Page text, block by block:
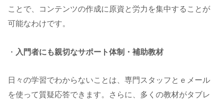
ことで、コンテンツの作成に原資と労力を集中することが
可能なわけです。
・ 入門者にも親切なサポート体制・補助教材
日々の学習でわからないことは、専門スタッフとｅメール
を使って質疑応答できます。さらに、多くの教材がタブレ